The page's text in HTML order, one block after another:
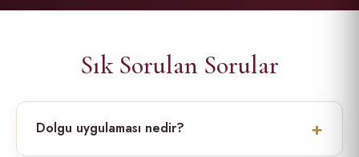
Sık Sorulan Sorular
Dolgu uygulaması nedir?